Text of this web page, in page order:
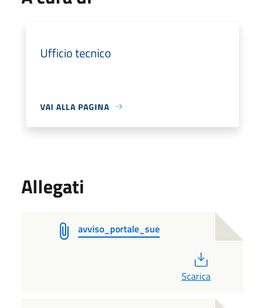
Ufficio tecnico
VAI ALLA PAGINA
Allegati
avviso_portale_sue
Scarica